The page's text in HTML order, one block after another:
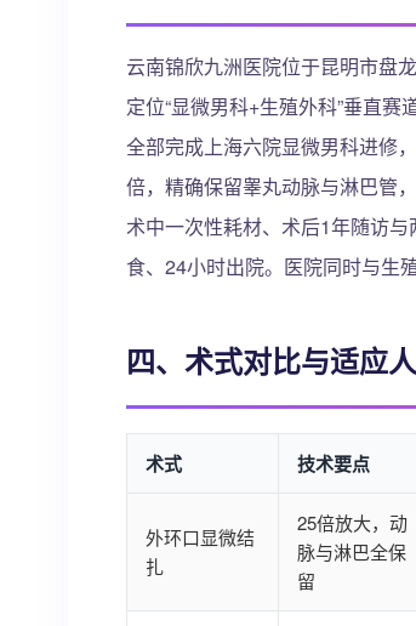
云南锦欣九洲医院位于昆明市盘
定位“显微男科+生殖外科”垂直
全部完成上海六院显微男科进修
倍，精确保留睾丸动脉与淋巴管
术中一次性耗材、术后1年随访
食、24小时出院。医院同时与生
四、术式对比与适应
术式 技术要点
外环口显微结
扎
25倍放大，动
脉与淋巴全保
留